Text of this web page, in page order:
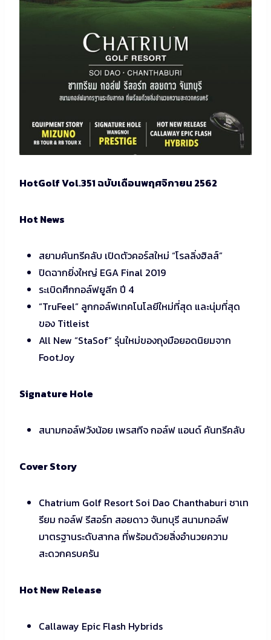
HotGolf Vol.351 ฉบับเดือนพฤศจิกายน 2562
Hot News
สยามคันทรีคลับ เปิดตัวคอร์สใหม่ “โรลลิ่งฮิลส์”
ปิดฉากยิ่งใหญ่ EGA Final 2019
ระเบิดศึกกอล์ฟยูลีก ปี 4
“TruFeel” ลูกกอล์ฟเทคโนโลยีใหม่ที่สุด และนุ่มที่สุด
ของ Titleist
All New “StaSof” รุ่นใหม่ของถุงมือยอดนิยมจาก
FootJoy
Signature Hole
สนามกอล์ฟวังน้อย เพรสทีจ กอล์ฟ แอนด์ คันทรีคลับ
Cover Story
Chatrium Golf Resort Soi Dao Chanthaburi ชาเท
รียม กอล์ฟ รีสอร์ท สอยดาว จันทบุรี สนามกอล์ฟ
มาตรฐานระดับสากล ที่พร้อมด้วยสิ่งอำนวยความ
สะดวกครบครัน
Hot New Release
Callaway Epic Flash Hybrids